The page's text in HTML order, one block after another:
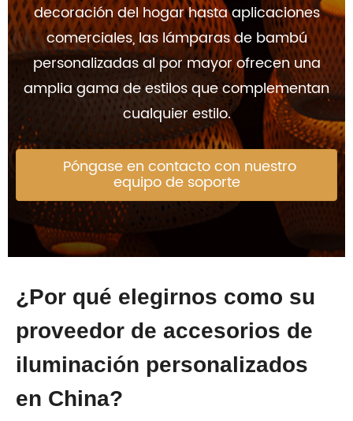
decoración del hogar hasta aplicaciones
comerciales, las lámparas de bambú
personalizadas al por mayor ofrecen una
amplia gama de estilos que complementan
cualquier estilo.
Póngase en contacto con nuestro
equipo de soporte
¿Por qué elegirnos como su
proveedor de accesorios de
iluminación personalizados
en China?